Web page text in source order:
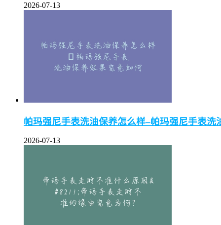
2026-07-13
帕玛强尼手表洗油保养怎么样–帕玛强尼手表洗
2026-07-13